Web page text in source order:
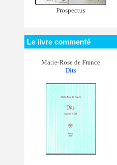
Prospectus
Le livre commenté
Marie-Rose de France
Dits